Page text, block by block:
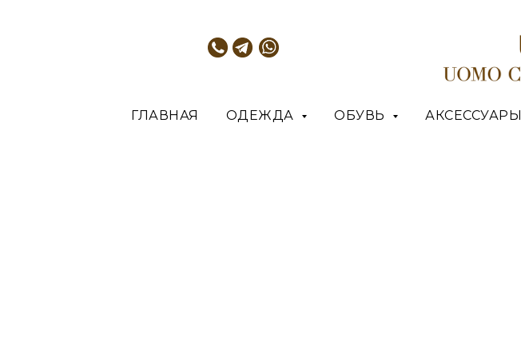
ГЛАВНАЯ ОДЕЖДА ОБУВЬ АКСЕССУАРЫ